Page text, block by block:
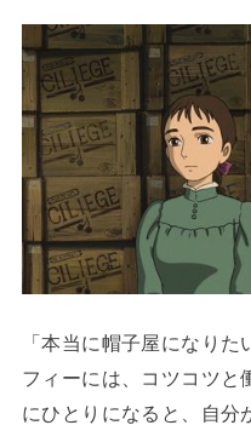
「本当に帽子屋になり
フィーには、コツコツと
にひとりになると、自分